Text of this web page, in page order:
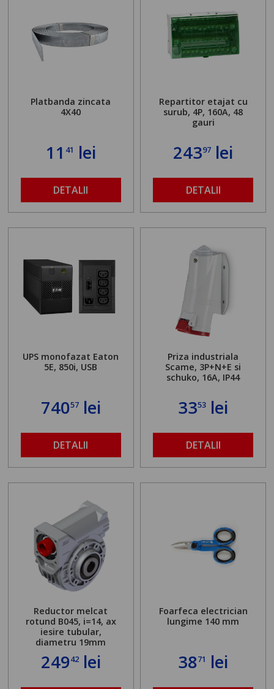
Platbanda zincata
4X40
11 41 lei
DETALII
Repartitor etajat cu
surub, 4P, 160A, 48
gauri
24397 lei
DETALII
UPS monofazat Eaton
5E, 850i, USB
74057lei
DETALII
Priza industriala
Scame, 3P+N+E si
schuko, 16A, IP44
3353 lei
DETALII
Reductor melcat
rotund B045, i=14, ax
iesire tubular,
diametru 19mm
24942lei
Foarfeca electrician
lungime 140 mm
3871 lei